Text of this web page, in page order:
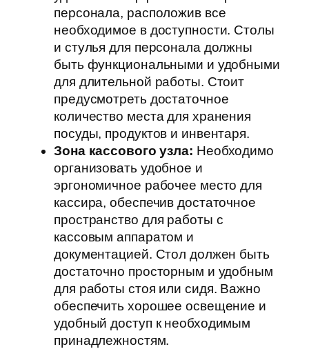
персонала, расположив все
необходимое в доступности. Столы
и стулья для персонала должны
быть функциональными и удобными
для длительной работы. Стоит
предусмотреть достаточное
количество места для хранения
посуды, продуктов и инвентаря.
Зона кассового узла: Необходимо
организовать удобное и
эргономичное рабочее место для
кассира, обеспечив достаточное
пространство для работы с
кассовым аппаратом и
документацией. Стол должен быть
достаточно просторным и удобным
для работы стоя или сидя. Важно
обеспечить хорошее освещение и
удобный доступ к необходимым
принадлежностям.